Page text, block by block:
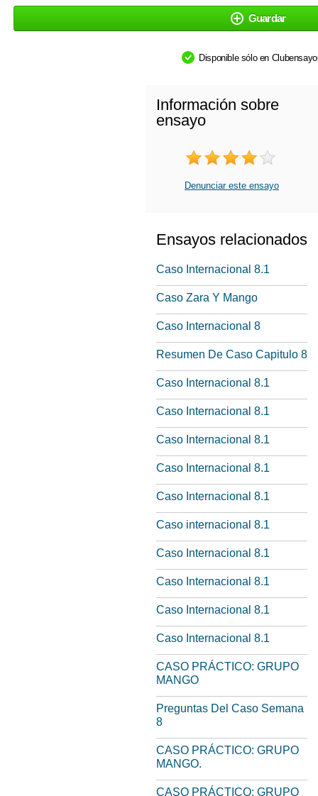
Guardar
Disponible sólo en
Información sobre
ensayo
Denunciar este ensayo
Ensayos relacionados
Caso Internacional 8.1
Caso Zara Y Mango
Caso Internacional 8
Resumen De Caso Capitulo 8
Caso Internacional 8.1
Caso Internacional 8.1
Caso Internacional 8.1
Caso Internacional 8.1
Caso Internacional 8.1
Caso internacional 8.1
Caso Internacional 8.1
Caso Internacional 8.1
Caso Internacional 8.1
Caso Internacional 8.1
CASO PRÁCTICO: GRUPO
MANGO
Preguntas Del Caso Semana
8
CASO PRÁCTICO: GRUPO
MANGO.
CASO PRÁCTICO: GRUPO